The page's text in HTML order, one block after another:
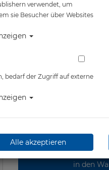
in den
verwendet, um
sie Besucher über Websites
bedarf der Zugriff auf externe
Alle akzeptieren